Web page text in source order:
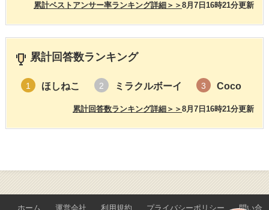
8月7日16時21分更新
累計ベストアンサー率ランキング詳細＞＞
累計回答数ランキング
1 ほしねこ 2 ミラクルボーイ 3 Coco
8月7日16時21分更新
累計回答数ランキング詳細＞＞
ホーム 運営会社 利用規約 プライバシーポリシー 問い合